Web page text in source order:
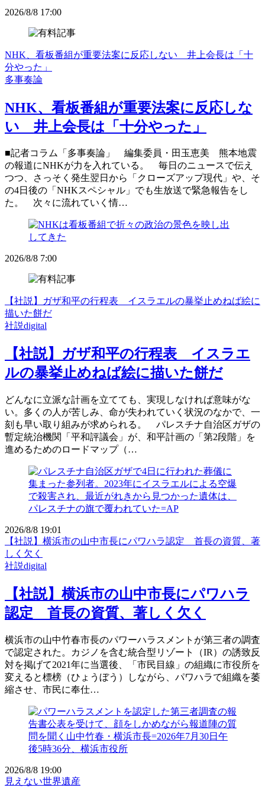
2026/8/8 17:00
NHK、看板番組が重要法案に反応しない 井上会長は「十
分やった」
多事奏論
NHK、看板番組が重要法案に反応しな
い 井上会長は「十分やった」
■記者コラム「多事奏論」 編集委員・田玉恵美 熊本地震
の報道にNHKが力を入れている。 毎日のニュースで伝え
つつ、さっそく発生翌日から「クローズアップ現代」や、そ
の4日後の「NHKスペシャル」でも生放送で緊急報告をし
た。 次々に流れていく情…
2026/8/8 7:00
【社説】ガザ和平の行程表 イスラエルの暴挙止めねば絵に
描いた餅だ
社説digital
【社説】ガザ和平の行程表 イスラエ
ルの暴挙止めねば絵に描いた餅だ
どんなに立派な計画を立てても、実現しなければ意味がな
い。多くの人が苦しみ、命が失われていく状況のなかで、一
刻も早い取り組みが求められる。 パレスチナ自治区ガザの
暫定統治機関「平和評議会」が、和平計画の「第2段階」を
進めるためのロードマップ（…
2026/8/8 19:01
【社説】横浜市の山中市長にパワハラ認定 首長の資質、著
しく欠く
社説digital
【社説】横浜市の山中市長にパワハラ
認定 首長の資質、著しく欠く
横浜市の山中竹春市長のパワーハラスメントが第三者の調査
で認定された。カジノを含む統合型リゾート（IR）の誘致反
対を掲げて2021年に当選後、「市民目線」の組織に市役所を
変えると標榜（ひょうぼう）しながら、パワハラで組織を萎
縮させ、市民に奉仕…
2026/8/8 19:00
見えない世界遺産